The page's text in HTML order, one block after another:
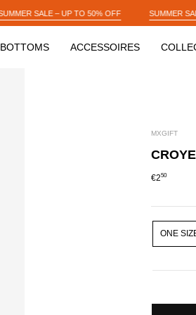
SUMMER SALE – UP TO 50% OFF
BOTTOMS ACCESSOIRES
MXGIFT
€250
SIZE
ONE